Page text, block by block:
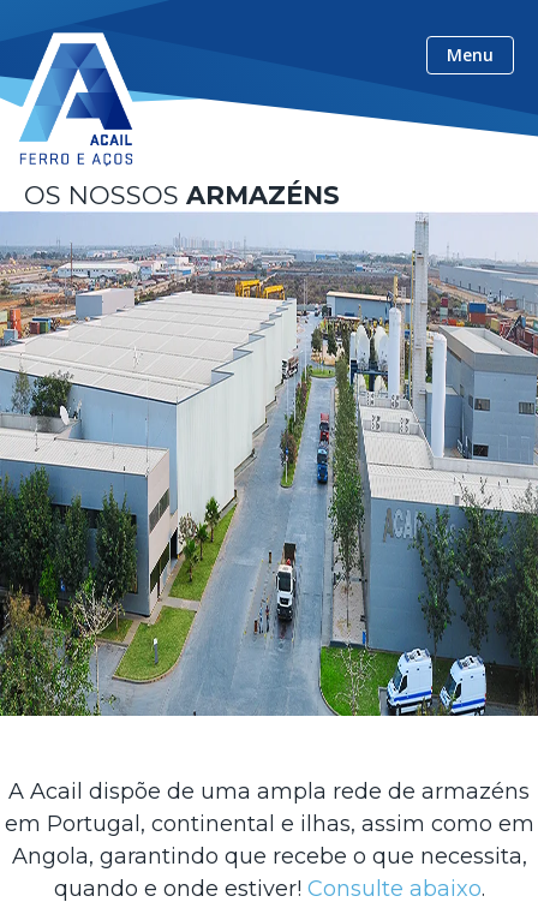
OS NOSSOS ARMAZÉNS
Menu
A Acail dispõe de uma ampla rede de armazéns
em Portugal, continental e ilhas, assim como em
Angola, garantindo que recebe o que necessita,
quando e onde estiver! Consulte abaixo.